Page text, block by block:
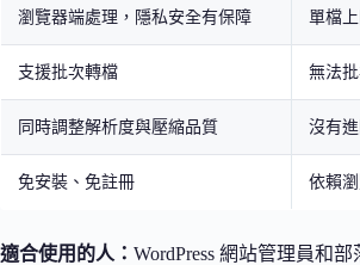
瀏覽器端處理，隱私安全有保障 單檔
支援批次轉檔 無法
同時調整解析度與壓縮品質 沒有進
免安裝、免註冊 依賴
適合使用的人： WordPress 網站管理員和